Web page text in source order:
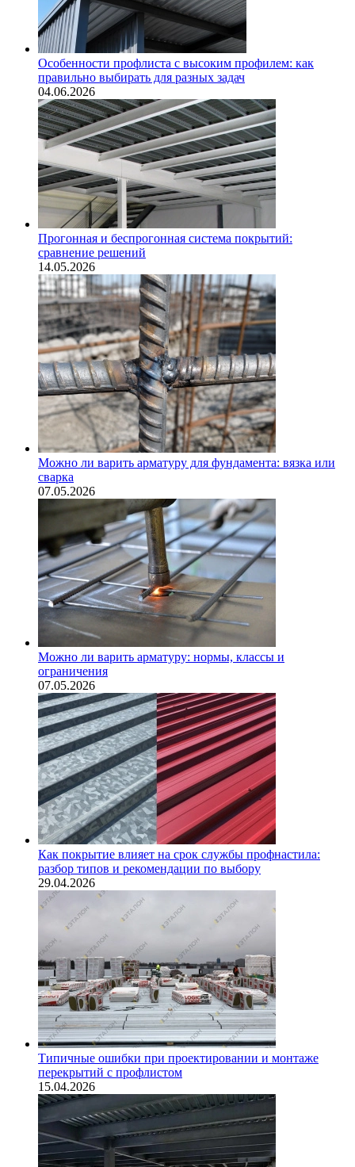
Особенности профлиста с высоким профилем: как
правильно выбирать для разных задач
04.06.2026
Прогонная и беспрогонная система покрытий:
сравнение решений
14.05.2026
Можно ли варить арматуру для фундамента: вязка или
сварка
07.05.2026
Можно ли варить арматуру: нормы, классы и
ограничения
07.05.2026
Как покрытие влияет на срок службы профнастила:
разбор типов и рекомендации по выбору
29.04.2026
Типичные ошибки при проектировании и монтаже
перекрытий с профлистом
15.04.2026